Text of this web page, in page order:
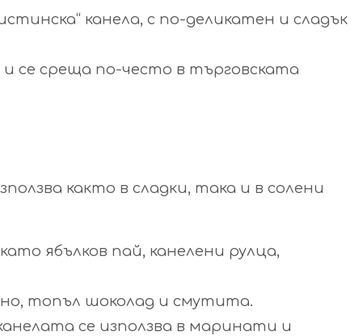
канела, с по-деликатен и сладък
се среща по-често в търговската
както в сладки, така и в солени
ябълков пай, канелени рулца,
топъл шоколад и смутита.
се използва в маринати и